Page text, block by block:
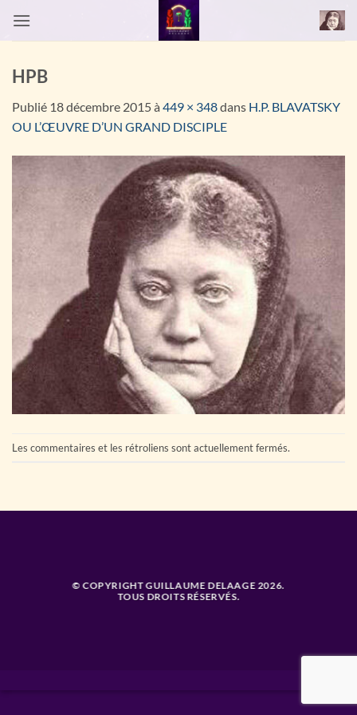
HPB
Publié 18 décembre 2015à 449 × 348dans H.P. BLAVATSKY
OU L’ŒUVRE D’UN GRAND DISCIPLE
Les commentaires et les rétroliens sont actuellement fermés.
© COPYRIGHT GUILLAUME DELAAGE 2026.
TOUS DROITS RÉSERVÉS.